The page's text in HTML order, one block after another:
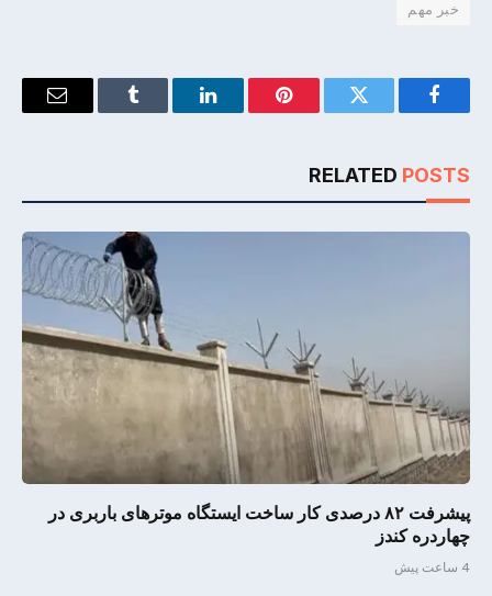
خبر مهم
Facebook
Twitter
Pinterest
LinkedIn
Tumblr
Email
RELATED POSTS
پیشرفت ۸۲ درصدی کار ساخت ایستگاه موترهای باربری در
چهاردره کندز
4 ساعت پیش